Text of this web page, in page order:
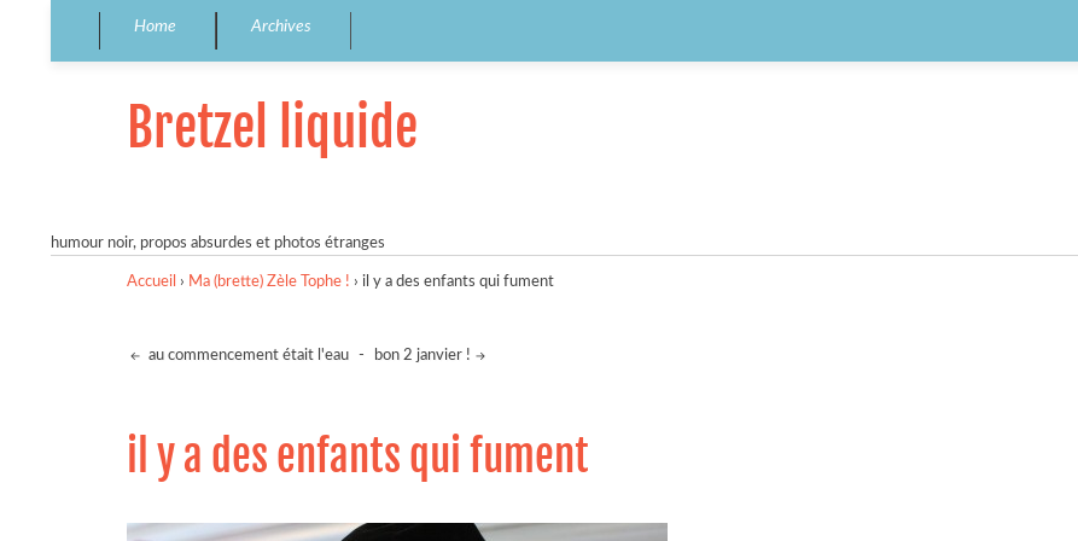
Home Archives
Bretzel liquide
humour noir, propos absurdes et photos étranges
Accueil › Ma (brette) Zèle Tophe ! › il y a des enfants qui fument
au commencement était l'eau - bon 2 janvier !
il y a des enfants qui fument